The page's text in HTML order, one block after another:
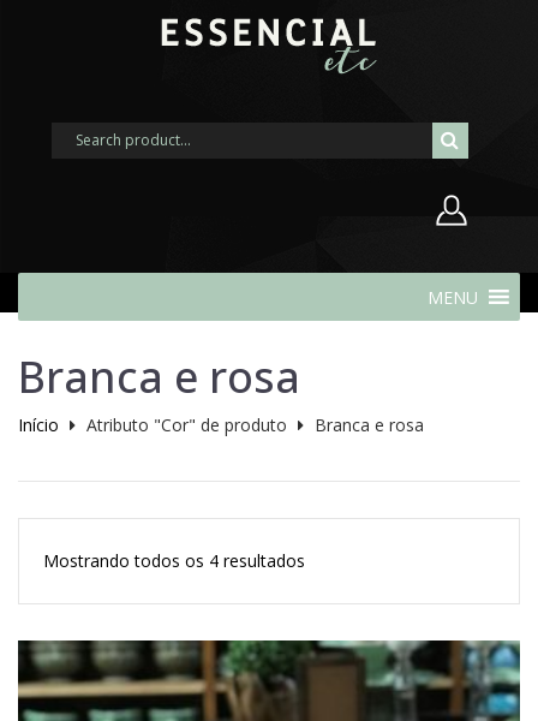
Cadastrar Conta
MENU
Branca e rosa
Início Atributo "Cor" de produto Branca e rosa
Mostrando todos os 4 resultados